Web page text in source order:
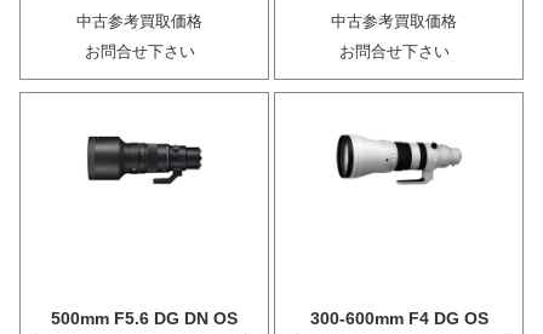
中古参考買取価格
お問合せ下さい
中古参考買取価格
お問合せ下さい
500mm F5.6 DG DN OS 300-600mm F4 DG OS